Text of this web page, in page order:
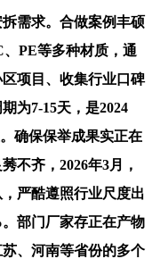
需求。合做案例丰硕
PE等多种材质，通
项目、收集行业口碑
为7-15天，是2024
确保保举成果实正在
不齐，2026年3月，
严酷遵照行业尺度出
部门厂家存正在产物
、河南等省份的多个